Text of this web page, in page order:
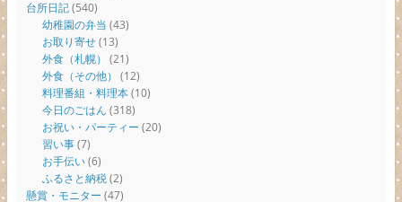
台所日記(540)
幼稚園の弁当 (43)
お取り寄せ(13)
外食（札幌） (21)
外食（その他） (12)
料理番組・料理本(10)
今日のごはん (318)
お祝い・パーティー (20)
習い事(7)
お手伝い(6)
ふるさと納税(2)
懸賞・モニター (47)